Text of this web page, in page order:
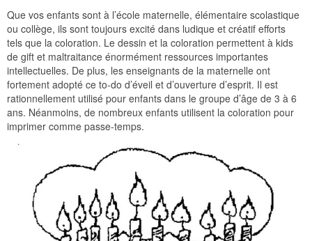
Que vos enfants sont à l’école maternelle, élémentaire scolastique
ou collège, ils sont toujours excité dans ludique et créatif efforts
tels que la coloration. Le dessin et la coloration permettent à kids
de gift et maltraitance énormément ressources importantes
intellectuelles. De plus, les enseignants de la maternelle ont
fortement adopté ce to-do d’éveil et d’ouverture d’esprit. Il est
rationnellement utilisé pour enfants dans le groupe d’âge de 3 à 6
ans. Néanmoins, de nombreux enfants utilisent la coloration pour
imprimer comme passe-temps.